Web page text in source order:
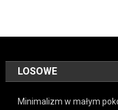
LOSOWE
Minimalizm w małym